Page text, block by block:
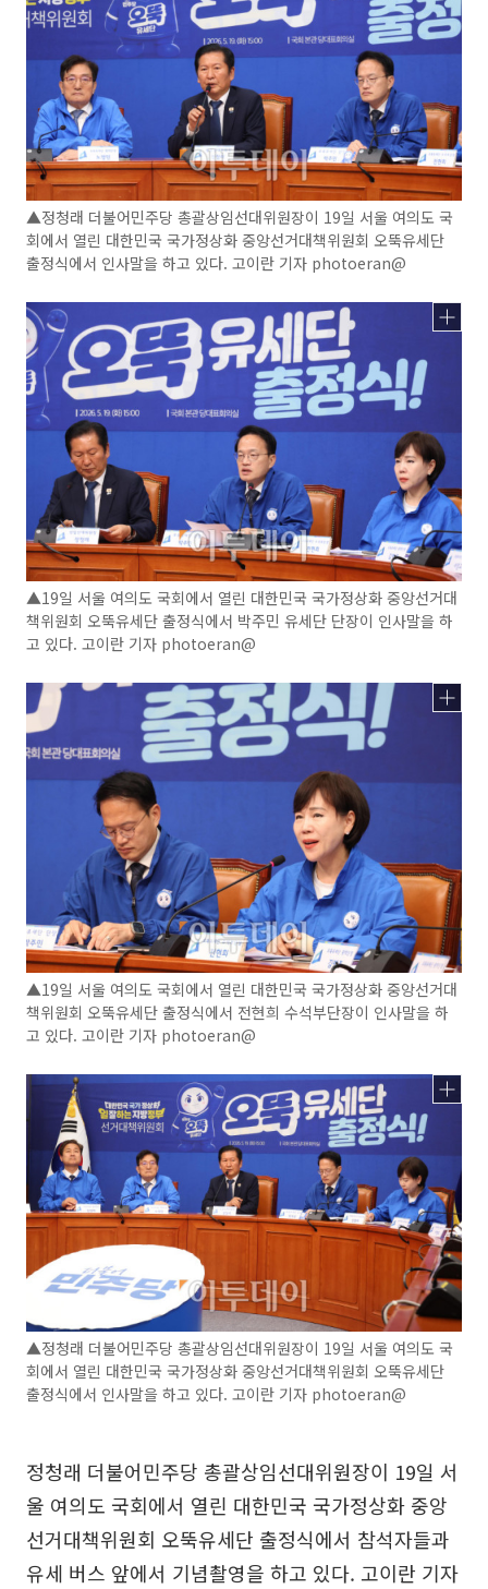
▲정청래 더불어민주당 총괄상임선대위원장이 19일 서울 여의도 국
회에서 열린 대한민국 국가정상화 중앙선거대책위원회 오뚝유세단
출정식에서 인사말을 하고 있다. 고이란 기자 photoeran@
▲19일 서울 여의도 국회에서 열린 대한민국 국가정상화 중앙선거대
책위원회 오뚝유세단 출정식에서 박주민 유세단 단장이 인사말을 하
고 있다. 고이란 기자 photoeran@
▲19일 서울 여의도 국회에서 열린 대한민국 국가정상화 중앙선거대
책위원회 오뚝유세단 출정식에서 전현희 수석부단장이 인사말을 하
고 있다. 고이란 기자 photoeran@
▲정청래 더불어민주당 총괄상임선대위원장이 19일 서울 여의도 국
회에서 열린 대한민국 국가정상화 중앙선거대책위원회 오뚝유세단
출정식에서 인사말을 하고 있다. 고이란 기자 photoeran@
정청래 더불어민주당 총괄상임선대위원장이 19일 서
울 여의도 국회에서 열린 대한민국 국가정상화 중앙
선거대책위원회 오뚝유세단 출정식에서 참석자들과
유세 버스 앞에서 기념촬영을 하고 있다. 고이란 기자